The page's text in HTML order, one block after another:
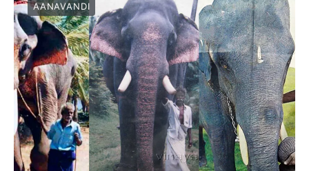
AANAVANDI